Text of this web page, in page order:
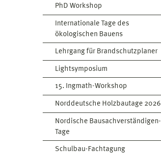
PhD Workshop
Internationale Tage des
ökologischen Bauens
Lehrgang für Brandschutzplaner
Lightsymposium
15. Ingmath-Workshop
Norddeutsche Holzbautage 2026
Nordische Bausachverständigen-
Tage
Schulbau-Fachtagung